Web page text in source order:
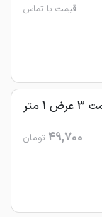
قیمت با تماس
ورق اسیدشویی ضخامت 3 عرض 1 متر
49,700 تومان